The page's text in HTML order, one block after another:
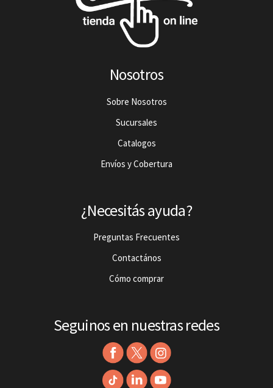
Nosotros
Sobre Nosotros
Sucursales
Catalogos
Envíos y Cobertura
¿Necesitás ayuda?
Preguntas Frecuentes
Contactános
Cómo comprar
Seguinos en nuestras redes